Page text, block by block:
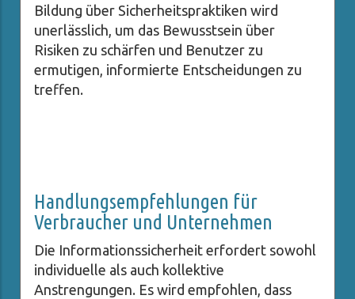
Bildung über Sicherheitspraktiken wird
unerlässlich, um das Bewusstsein über
Risiken zu schärfen und Benutzer zu
ermutigen, informierte Entscheidungen zu
treffen.
Handlungsempfehlungen für
Verbraucher und Unternehmen
Die Informationssicherheit erfordert sowohl
individuelle als auch kollektive
Anstrengungen. Es wird empfohlen, dass